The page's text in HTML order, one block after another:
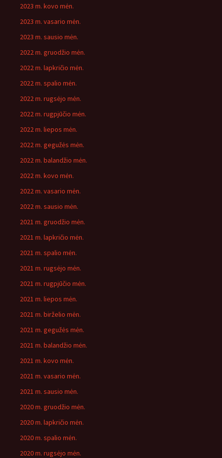
2023 m. kovo mėn.
2023 m. vasario mėn.
2023 m. sausio mėn.
2022 m. gruodžio mėn.
2022 m. lapkričio mėn.
2022 m. spalio mėn.
2022 m. rugsėjo mėn.
2022 m. rugpjūčio mėn.
2022 m. liepos mėn.
2022 m. gegužės mėn.
2022 m. balandžio mėn.
2022 m. kovo mėn.
2022 m. vasario mėn.
2022 m. sausio mėn.
2021 m. gruodžio mėn.
2021 m. lapkričio mėn.
2021 m. spalio mėn.
2021 m. rugsėjo mėn.
2021 m. rugpjūčio mėn.
2021 m. liepos mėn.
2021 m. birželio mėn.
2021 m. gegužės mėn.
2021 m. balandžio mėn.
2021 m. kovo mėn.
2021 m. vasario mėn.
2021 m. sausio mėn.
2020 m. gruodžio mėn.
2020 m. lapkričio mėn.
2020 m. spalio mėn.
2020 m. rugsėjo mėn.